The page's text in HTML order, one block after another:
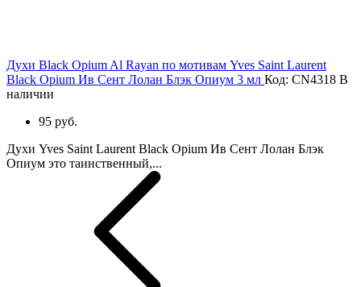
Духи Black Opium Al Rayan по мотивам Yves Saint Laurent
Black Opium Ив Сент Лолан Блэк Опиум 3 мл Код: CN4318 В
наличии
95 руб.
Духи Yves Saint Laurent Black Opium Ив Сент Лолан Блэк
Опиум это таинственный,...